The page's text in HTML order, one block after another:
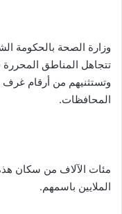
تتجاهل المناطق
وتستثنيهم من أرقام
المحافظات.
مئات الآلاف من سكان
الملايين باسمهم.